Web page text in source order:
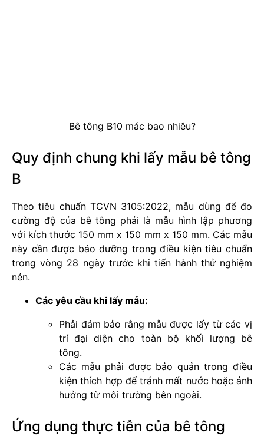
Bê tông B10 mác bao nhiêu?
Quy định chung khi lấy mẫu bê tông
B
Theo tiêu chuẩn TCVN 3105:2022, mẫu dùng để đo
cường độ của bê tông phải là mẫu hình lập phương
với kích thước 150 mm x 150 mm x 150 mm. Các mẫu
này cần được bảo dưỡng trong điều kiện tiêu chuẩn
trong vòng 28 ngày trước khi tiến hành thử nghiệm
nén.
Các yêu cầu khi lấy mẫu:
Phải đảm bảo rằng mẫu được lấy từ các vị
trí đại diện cho toàn bộ khối lượng bê
tông.
Các mẫu phải được bảo quản trong điều
kiện thích hợp để tránh mất nước hoặc ảnh
hưởng từ môi trường bên ngoài.
Ứng dụng thực tiễn của bê tông